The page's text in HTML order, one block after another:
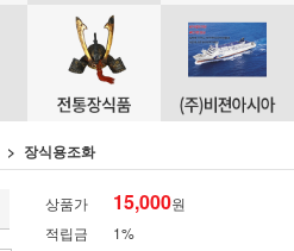
장식용조화
상품가 15,000원
적립금
1%